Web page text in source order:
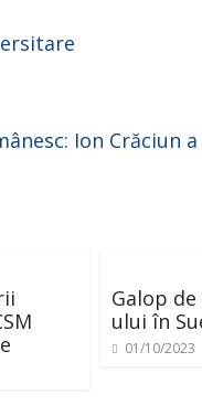
Ion Crăciun
Galop
ului în
01/10/2023